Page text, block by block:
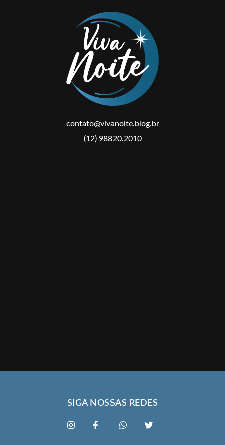
contato@vivanoite.blog.br
(12) 98820.2010
SIGA NOSSAS REDES